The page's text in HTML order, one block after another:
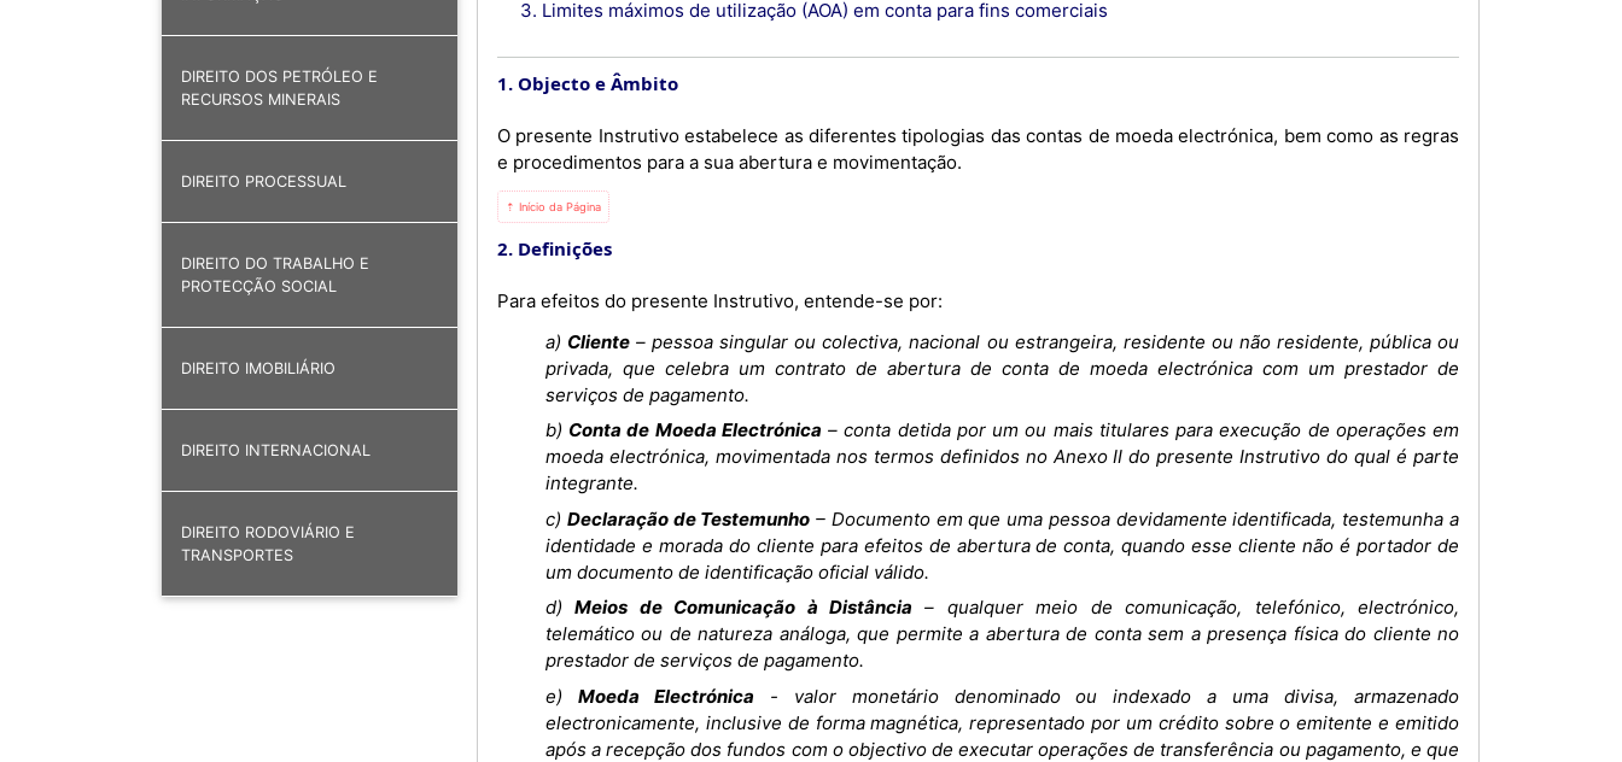
DIREITO DOS PETRÓLEO E
RECURSOS MINERAIS
DIREITO PROCESSUAL
DIREITO DO TRABALHO E
PROTECÇÃO SOCIAL
DIREITO IMOBILIÁRIO
DIREITO INTERNACIONAL
DIREITO RODOVIÁRIO E
TRANSPORTES
3. Limites máximos de utilização (AOA) em conta para fins comerciais
1. Objecto e Âmbito
O presente Instrutivo estabelece as diferentes tipologias das contas de moeda electrónica, bem como as regras
e procedimentos para a sua abertura e movimentação.
⇡ Início da Página
2. Definições
Para efeitos do presente Instrutivo, entende-se por:
a) Cliente – pessoa singular ou colectiva, nacional ou estrangeira, residente ou não residente, pública ou
privada, que celebra um contrato de abertura de conta de moeda electrónica com um prestador de
serviços de pagamento.
b) Conta de Moeda Electrónica – conta detida por um ou mais titulares para execução de operações em
moeda electrónica, movimentada nos termos definidos no Anexo II do presente Instrutivo do qual é parte
integrante.
c) Declaração de Testemunho – Documento em que uma pessoa devidamente identificada, testemunha a
identidade e morada do cliente para efeitos de abertura de conta, quando esse cliente não é portador de
um documento de identificação oficial válido.
d)Meios de Comunicação à Distância – qualquer meio de comunicação, telefónico, electrónico,
telemático ou de natureza análoga, que permite a abertura de conta sem a presença física do cliente no
prestador de serviços de pagamento.
e) Moeda Electrónica - valor monetário denominado ou indexado a uma divisa, armazenado
electronicamente, inclusive de forma magnética, representado por um crédito sobre o emitente e emitido
após a recepção dos fundos com o objectivo de executar operações de transferência ou pagamento, e que